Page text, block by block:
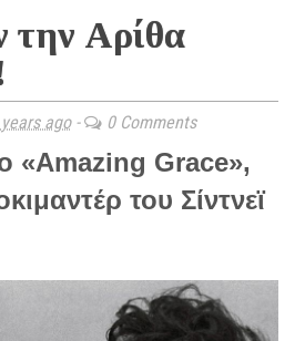
την Αρίθα
ago- 0 Comments
«Amazing Grace»,
του Σίντνεϊ